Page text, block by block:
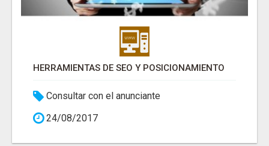
HERRAMIENTAS DE SEO Y POSICIONAMIENTO
Consultar con el anunciante
24/08/2017